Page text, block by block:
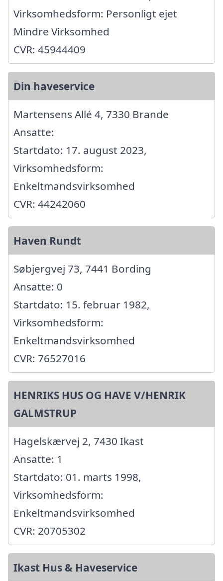
Virksomhedsform: Personligt ejet
Mindre Virksomhed
CVR: 45944409
Din haveservice
Martensens Allé 4, 7330 Brande
Ansatte:
Startdato: 17. august 2023,
Virksomhedsform:
Enkeltmandsvirksomhed
CVR: 44242060
Haven Rundt
Søbjergvej 73, 7441 Bording
Ansatte: 0
Startdato: 15. februar 1982,
Virksomhedsform:
Enkeltmandsvirksomhed
CVR: 76527016
HENRIKS HUS OG HAVE V/HENRIK
GALMSTRUP
Hagelskærvej 2, 7430 Ikast
Ansatte: 1
Startdato: 01. marts 1998,
Virksomhedsform:
Enkeltmandsvirksomhed
CVR: 20705302
Ikast Hus & Haveservice